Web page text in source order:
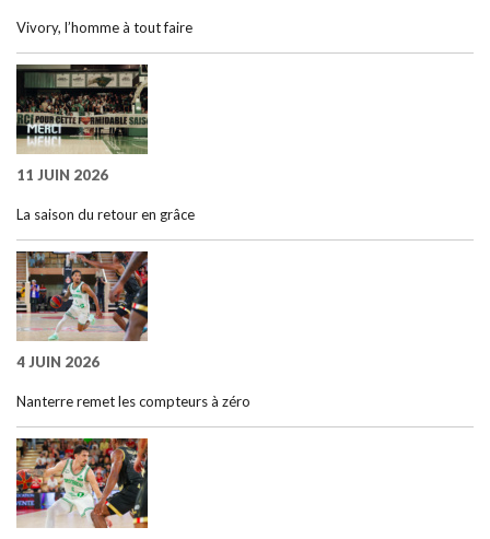
Vivory, l’homme à tout faire
11 JUIN 2026
La saison du retour en grâce
4 JUIN 2026
Nanterre remet les compteurs à zéro